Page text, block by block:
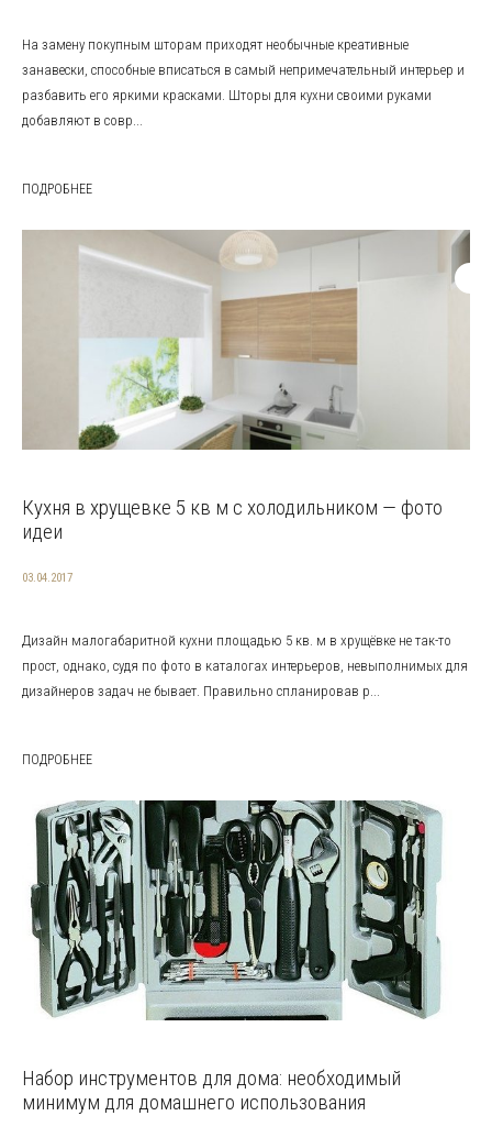
На замену покупным шторам приходят необычные креативные
занавески, способные вписаться в самый непримечательный интерьер и
разбавить его яркими красками. Шторы для кухни своими руками
добавляют в совр...
ПОДРОБНЕЕ
Кухня в хрущевке 5 кв м с холодильником — фото
идеи
03.04.2017
Дизайн малогабаритной кухни площадью 5 кв. м в хрущёвке не так-то
прост, однако, судя по фото в каталогах интерьеров, невыполнимых для
дизайнеров задач не бывает. Правильно спланировав р...
ПОДРОБНЕЕ
Набор инструментов для дома: необходимый
минимум для домашнего использования